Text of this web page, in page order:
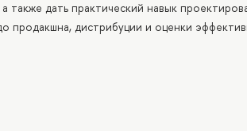
также дать практический навык
продакшна, дистрибуции и оценки